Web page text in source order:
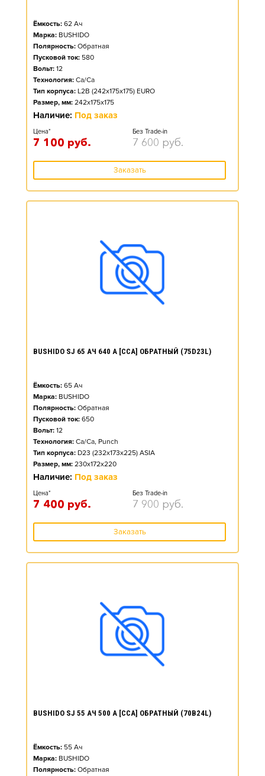
Ёмкость: 62 Ач
Марка: BUSHIDO
Полярность: Обратная
Пусковой ток: 580
Вольт: 12
Технология: Ca/Ca
Тип корпуса: L2B (242x175x175) EURO
Размер, мм: 242x175x175
Наличие: Под заказ
Цена*
7 100 руб.
Без Trade-in
7 600 руб.
Заказать
BUSHIDO SJ 65 АЧ 640 А [CCA] ОБРАТНЫЙ (75D23L)
Ёмкость: 65 Ач
Марка: BUSHIDO
Полярность: Обратная
Пусковой ток: 650
Вольт: 12
Технология: Ca/Ca, Punch
Тип корпуса: D23 (232x173x225) ASIA
Размер, мм: 230x172x220
Наличие: Под заказ
Цена*
7 400 руб.
Без Trade-in
7 900 руб.
Заказать
BUSHIDO SJ 55 АЧ 500 А [CCA] ОБРАТНЫЙ (70B24L)
Ёмкость: 55 Ач
Марка: BUSHIDO
Полярность: Обратная